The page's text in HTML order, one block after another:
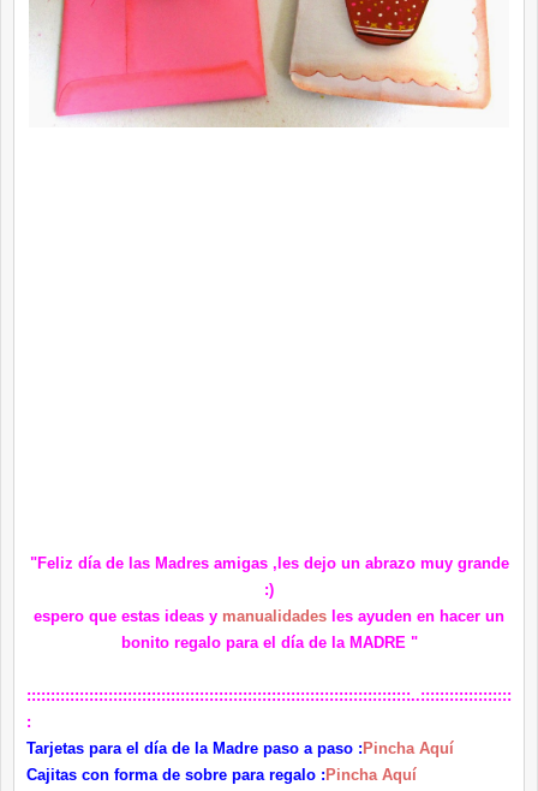
"Feliz día de las Madres amigas ,les dejo un abrazo muy grande
:)
espero que estas ideas y manualidades les ayuden en hacer un
bonito regalo para el día de la MADRE "
::::::::::::::::::::::::::::::::::::::::::::::::::::::::::::::::::::::::::::::::..:::::::::::::::::::
:
Tarjetas para el día de la Madre paso a paso : Pincha Aquí
Cajitas con forma de sobre para regalo : Pincha Aquí